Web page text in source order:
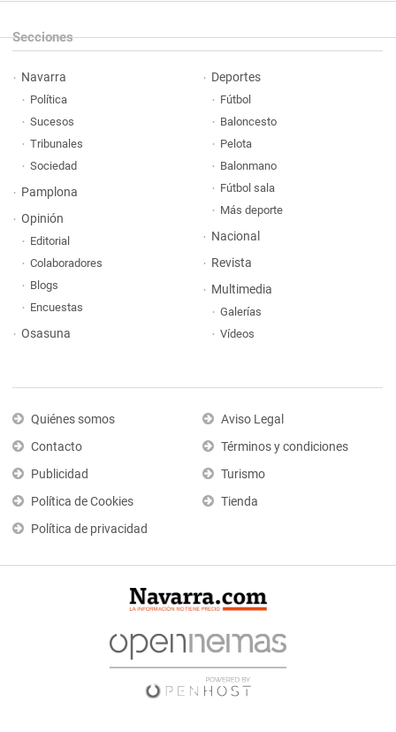
Secciones
Navarra
Política
Sucesos
Tribunales
Sociedad
Pamplona
Opinión
Editorial
Colaboradores
Blogs
Encuestas
Osasuna
Deportes
Fútbol
Baloncesto
Pelota
Balonmano
Fútbol sala
Más deporte
Nacional
Revista
Multimedia
Galerías
Vídeos
Quiénes somos
Contacto
Publicidad
Política de Cookies
Política de privacidad
Aviso Legal
Términos y condiciones
Turismo
Tienda